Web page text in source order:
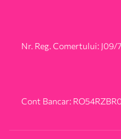
Nr. Reg. Comertului:
Cont Bancar: